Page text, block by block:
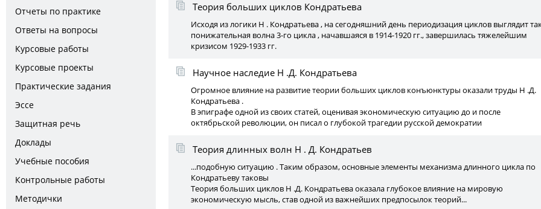
Отчеты по практике
Ответы на вопросы
Курсовые работы
Курсовые проекты
Практические задания
Эссе
Защитная речь
Доклады
Учебные пособия
Контрольные работы
Методички
Теория больших циклов Кондратьева
Исходя из логики Н . Кондратьева , на сегодняшний день периодизация циклов выглядит
понижательная волна 3-го цикла , начавшаяся в 1914-1920 гг., завершилась тяжелейшим
кризисом 1929-1933 гг.
Научное наследие Н .Д. Кондратьева
Огромное влияние на развитие теории больших циклов конъюнктуры оказали труды Н .Д.
Кондратьева .
В эпиграфе одной из своих статей, оценивая экономическую ситуацию до и после
октябрьской революции, он писал о глубокой трагедии русской демократии
Теория длинных волн Н . Д. Кондратьев
...подобную ситуацию . Таким образом, основные элементы механизма длинного цикла по
Кондратьеву таковы
Теория больших циклов Н .Д. Кондратьева оказала глубокое влияние на мировую
экономическую мысль, став одной из важнейших предпосылок теорий...